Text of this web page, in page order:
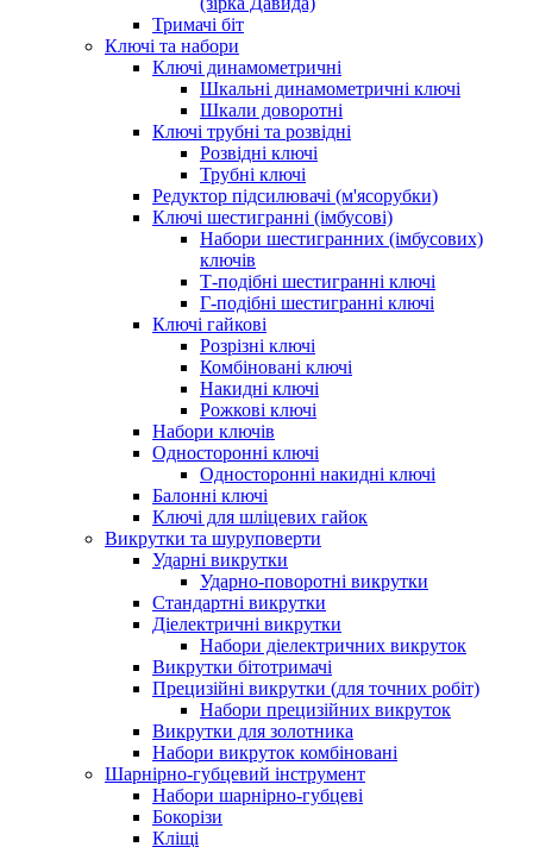
Тримачі біт
Ключі та набори
Ключі динамометричні
Шкальні динамометричні ключі
Шкали доворотні
Ключі трубні та розвідні
Розвідні ключі
Трубні ключі
Редуктор підсилювачі (м'ясорубки)
Ключі шестигранні (імбусові)
Набори шестигранних (імбусових)
ключів
Т-подібні шестигранні ключі
Г-подібні шестигранні ключі
Ключі гайкові
Розрізні ключі
Комбіновані ключі
Накидні ключі
Рожкові ключі
Набори ключів
Односторонні ключі
Односторонні накидні ключі
Балонні ключі
Ключі для шліцевих гайок
Викрутки та шуруповерти
Ударні викрутки
Ударно-поворотні викрутки
Стандартні викрутки
Діелектричні викрутки
Набори діелектричних викруток
Викрутки бітотримачі
Прецизійні викрутки (для точних робіт)
Набори прецизійних викруток
Викрутки для золотника
Набори викруток комбіновані
Шарнірно-губцевий інструмент
Набори шарнірно-губцеві
Бокорізи
Кліщі